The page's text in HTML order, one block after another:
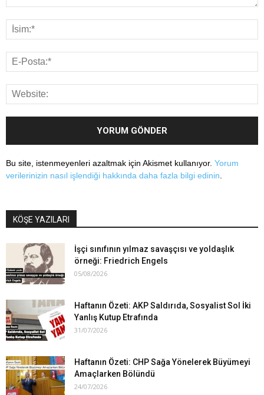
Bu site, istenmeyenleri azaltmak için Akismet kullanıyor. Yorum
verilerinizin nasıl işlendiği hakkında daha fazla bilgi edinin
KÖŞE YAZILARI
İşçi sınıfının yılmaz savaşçısı ve yoldaşlık
örneği: Friedrich Engels
05/08/2026
Haftanın Özeti: AKP Saldırıda, Sosyalist Sol İki
Yanlış Kutup Etrafında
31/07/2026
Haftanın Özeti: CHP Sağa Yönelerek Büyümeyi
Amaçlarken Bölündü
24/07/2026